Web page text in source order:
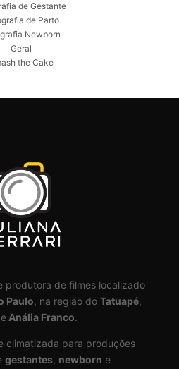
de Gestante
de Parto
Newborn
Geral
the Cake
produtora de filmes localizado
Paulo, na região do Tatuapé,
e Anália Franco.
climatizada para produções
gestantes, newborn e